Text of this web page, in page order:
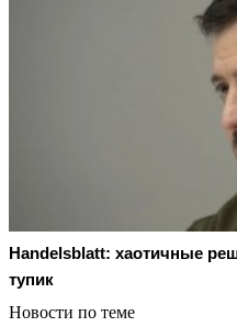
Handelsblatt: хаотичные
тупик
Новости по теме